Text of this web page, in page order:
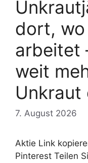
dort, wo
arbeitet
weit
Unkraut
7. August 2026
Aktie Link
Pinterest Teilen